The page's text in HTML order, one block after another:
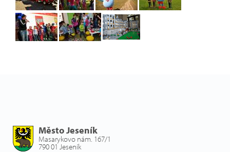
Město Jeseník
Masarykovo nám. 167/1
790 01 Jeseník